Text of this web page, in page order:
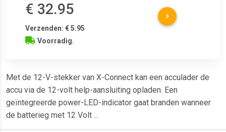
€ 32.95
Verzenden: € 5.95
Voorradig.
Met de 12-V-stekker van X-Connect kan een acculader de
accu via de 12-volt help-aansluiting opladen. Een
geïntegreerde power-LED-indicator gaat branden wanneer
de batterieg met 12 Volt ...